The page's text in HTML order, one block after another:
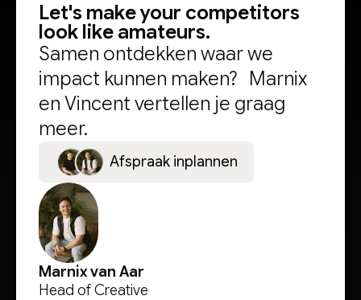
Let's make your competitors
look like amateurs.
Samen ontdekken waar we
impact kunnen maken? Marnix
en Vincent vertellen je graag
meer.
Afspraak inp annen
Marnix van Aar
Head of Creative